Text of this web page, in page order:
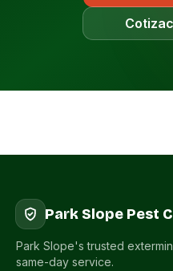
Park Slope Pest
Park Slope's trusted
same-day service.